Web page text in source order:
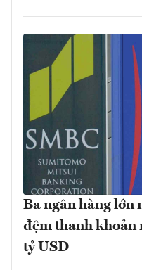
Ba ngân hàng lớn
đệm thanh khoản
tỷ USD